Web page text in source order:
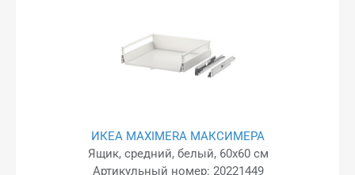
ИКЕА MAXIMERA МАКСИМЕРА
Ящик, средний, белый, 60x60 см
Артикульный номер: 20221449